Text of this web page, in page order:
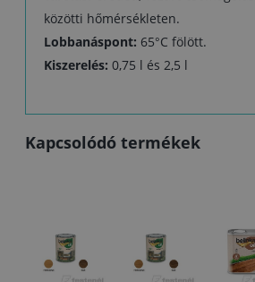
közötti hőmérsékleten.
Lobbanáspont: 65°C fölött.
Kiszerelés: 0,75 l és 2,5 l
Kapcsolódó termékek